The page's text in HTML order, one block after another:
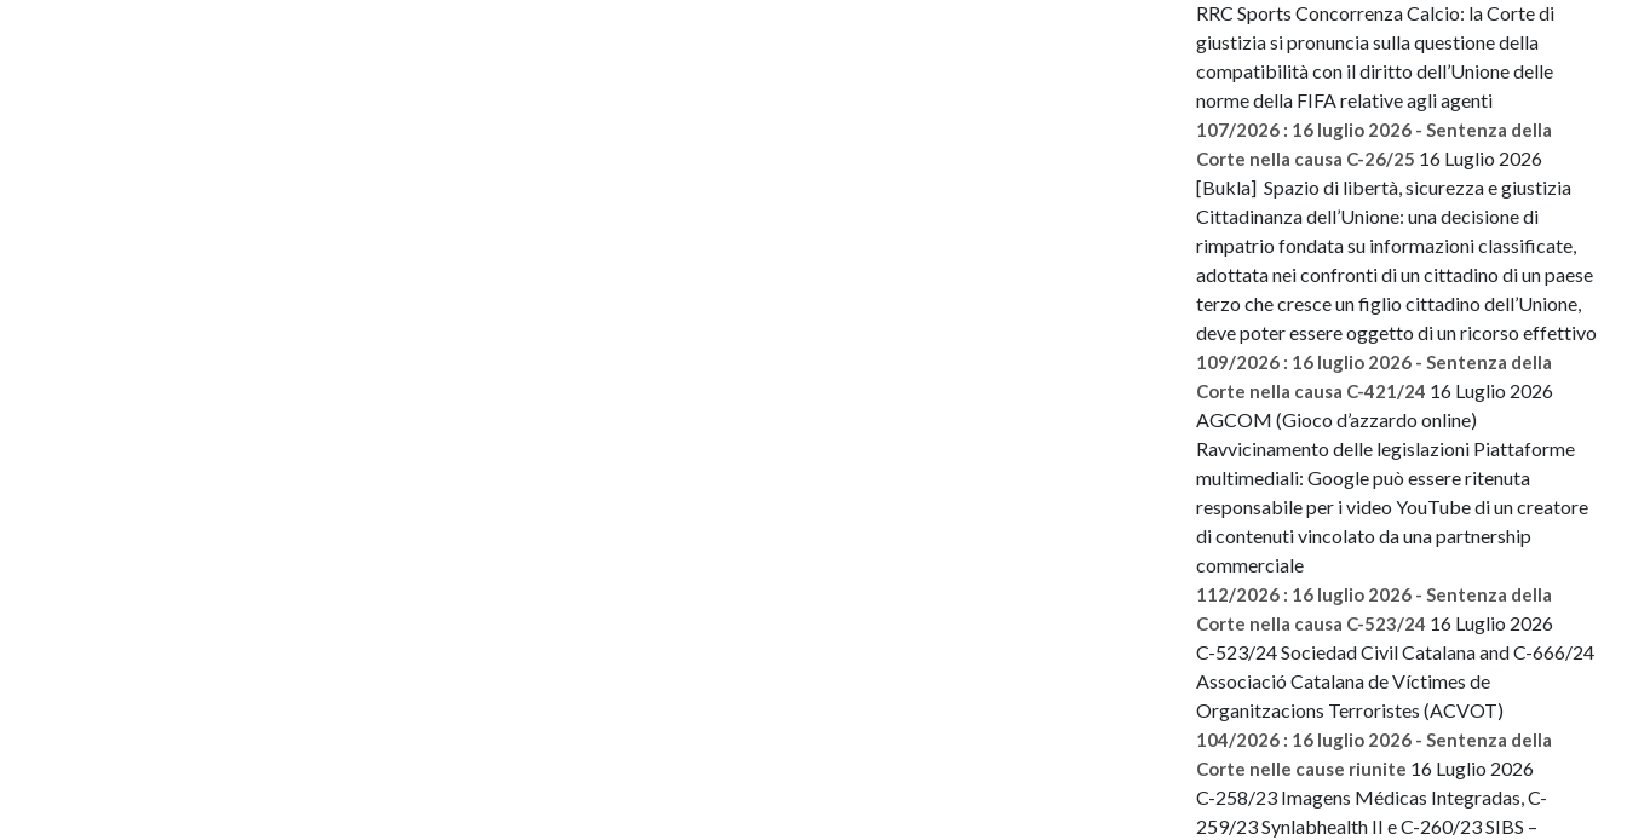
RRC Sports Concorrenza Calcio: la Corte di
giustizia si pronuncia sulla questione della
compatibilità con il diritto dell’Unione delle
norme della FIFA relative agli agenti
107/2026 : 16 luglio 2026 - Sentenza della
Corte nella causa C-26/25 16 Luglio 2026
[Bukla] Spazio di libertà, sicurezza e giustizia
Cittadinanza dell’Unione: una decisione di
rimpatrio fondata su informazioni classificate,
adottata nei confronti di un cittadino di un paese
terzo che cresce un figlio cittadino dell’Unione,
deve poter essere oggetto di un ricorso effettivo
109/2026 : 16 luglio 2026 - Sentenza della
Corte nella causa C-421/24 16 Luglio 2026
AGCOM (Gioco d’azzardo online)
Ravvicinamento delle legislazioni Piattaforme
multimediali: Google può essere ritenuta
responsabile per i video YouTube di un creatore
di contenuti vincolato da una partnership
commerciale
112/2026 : 16 luglio 2026 - Sentenza della
Corte nella causa C-523/24 16 Luglio 2026
C-523/24 Sociedad Civil Catalana and C-666/24
Associació Catalana de Víctimes de
Organitzacions Terroristes (ACVOT)
104/2026 : 16 luglio 2026 - Sentenza della
Corte nelle cause riunite 16 Luglio 2026
C-258/23 Imagens Médicas Integradas, C-
259/23 Synlabhealth II e C-260/23 SIBS –